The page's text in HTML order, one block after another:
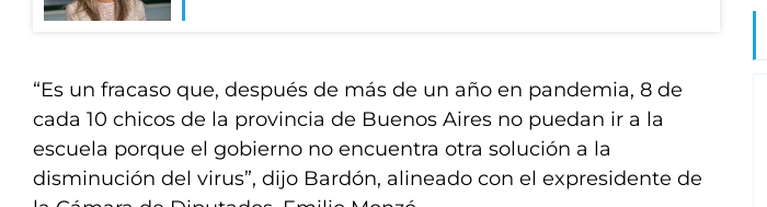
“Es un fracaso que, después de más de un año en pandemia, 8 de
cada 10 chicos de la provincia de Buenos Aires no puedan ir a la
escuela porque el gobierno no encuentra otra solución a la
disminución del virus”, dijo Bardón, alineado con el expresidente de